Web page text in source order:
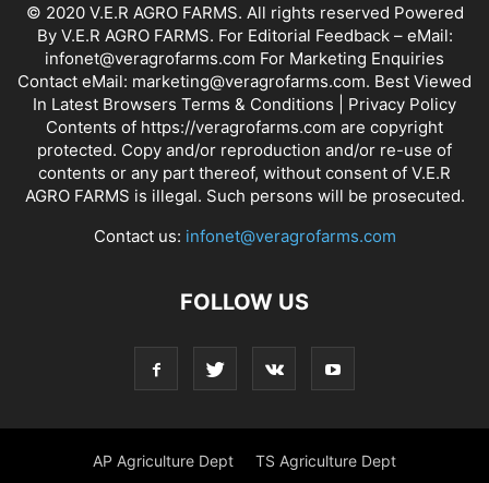
© 2020 V.E.R AGRO FARMS. All rights reserved Powered
By V.E.R AGRO FARMS. For Editorial Feedback – eMail:
infonet@veragrofarms.com For Marketing Enquiries
Contact eMail: marketing@veragrofarms.com. Best Viewed
In Latest Browsers Terms & Conditions | Privacy Policy
Contents of https://veragrofarms.com are copyright
protected. Copy and/or reproduction and/or re-use of
contents or any part thereof, without consent of V.E.R
AGRO FARMS is illegal. Such persons will be prosecuted.
Contact us: infonet@veragrofarms.com
FOLLOW US
AP Agriculture Dept TS Agriculture Dept